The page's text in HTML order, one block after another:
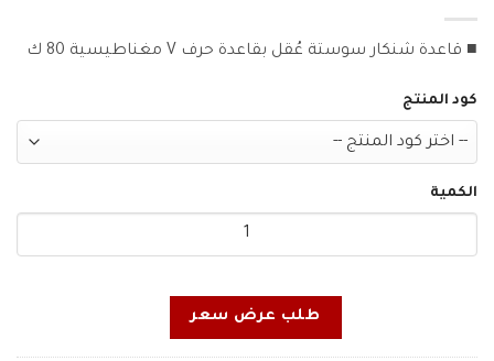
■ قاعدة شنكار سوستة عُقل بقاعدة حرف V مغناطيسية 80 ك
كود المنتج
الكمية
طلب عرض سعر